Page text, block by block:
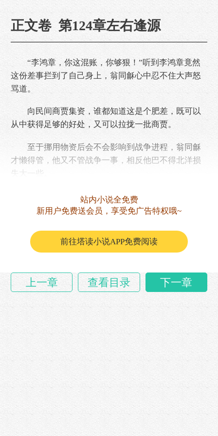
正文卷 第124章左右逢源
“李鸿章，你这混账，你够狠！”听到李鸿章竟然
这份差事拦到了自己身上，翁同龢心中忍不住大声怒
骂道。
向民间商贾集资，谁都知道这是个肥差，既可以
从中获得足够的好处，又可以拉拢一批商贾。
至于挪用物资后会不会影响到战争进程，翁同龢
才懒得管，他又不管战争一事，相反他巴不得北洋损
失大一些。
但是李鸿章提到军令状了，这事情就难办了，若
是办好了也就罢了，……
站内小说全免费
新用户免费送会员，享受免广告特权哦~
前往塔读小说APP免费阅读
上一章 查看目录 下一章